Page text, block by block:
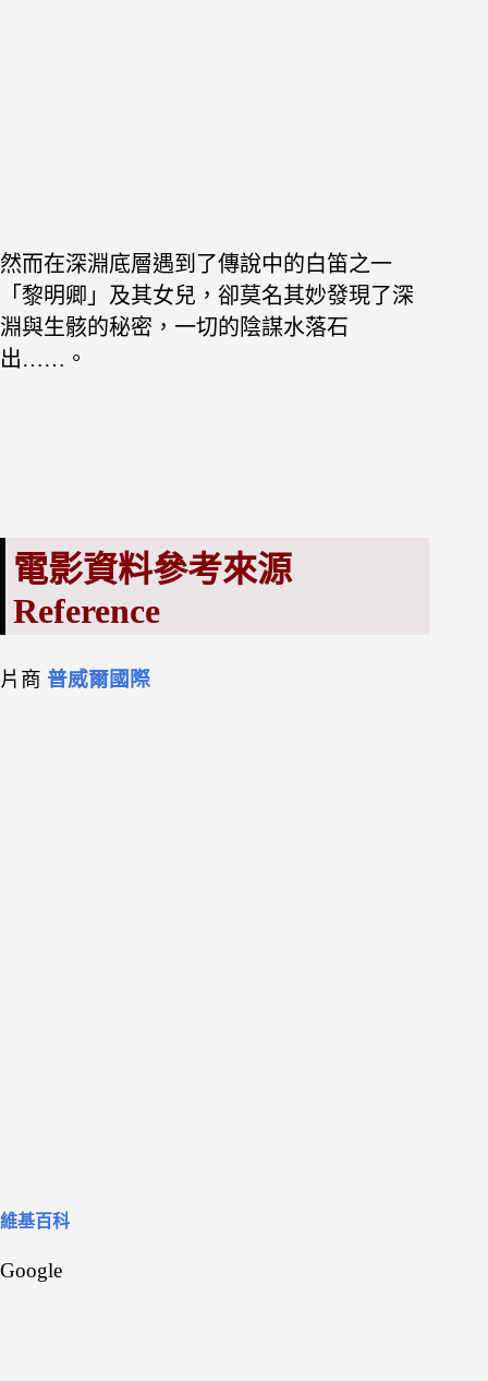
然而在深淵底層遇到了傳說中的白笛之一
「黎明卿」及其女兒，卻莫名其妙發現了深
淵與生骸的秘密，一切的陰謀水落石
出……。
電影資料參考來源
Reference
片商 普威爾國際
維基百科
Google